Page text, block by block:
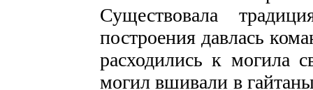
Существовала
построения давлась
расходились к могила
могил вшивали в